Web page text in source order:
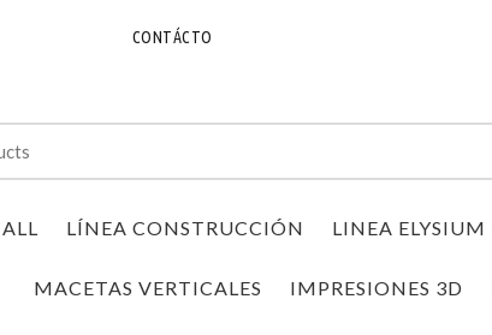
CONTÁCTO
ALL LÍNEA CONSTRUCCIÓN LINEA
MACETAS VERTICALES IMPRESIONES 3D